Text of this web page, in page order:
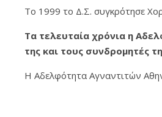
Το 1999 το Δ.Σ. συγκρότησε
Τα τελευταία χρόνια η
της και τους συνδρομητές
Η Αδελφότητα Αγναντιτών